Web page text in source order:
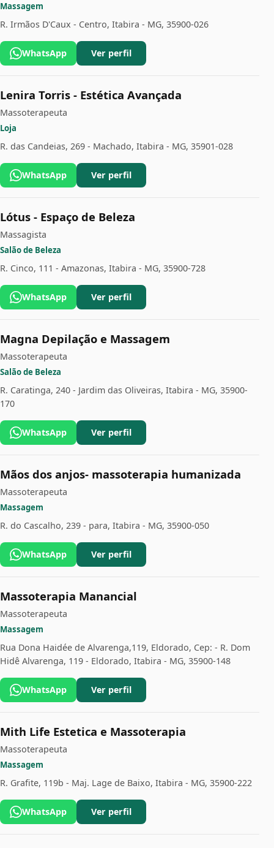
Massagem
R. Irmãos D'Caux - Centro, Itabira - MG, 35900-026
WhatsApp Ver perfil
Lenira Torris - Estética Avançada
Massoterapeuta
Loja
R. das Candeias, 269 - Machado, Itabira - MG, 35901-028
WhatsApp Ver perfil
Lótus - Espaço de Beleza
Massagista
Salão de Beleza
R. Cinco, 111 - Amazonas, Itabira - MG, 35900-728
WhatsApp Ver perfil
Magna Depilação e Massagem
Massoterapeuta
Salão de Beleza
R. Caratinga, 240 - Jardim das Oliveiras, Itabira - MG, 35900-
170
WhatsApp Ver perfil
Mãos dos anjos- massoterapia humanizada
Massoterapeuta
Massagem
R. do Cascalho, 239 - para, Itabira - MG, 35900-050
WhatsApp Ver perfil
Massoterapia Manancial
Massoterapeuta
Massagem
Rua Dona Haidée de Alvarenga,119, Eldorado, Cep: - R. Dom
Hidê Alvarenga, 119 - Eldorado, Itabira - MG, 35900-148
WhatsApp Ver perfil
Mith Life Estetica e Massoterapia
Massoterapeuta
Massagem
R. Grafite, 119b - Maj. Lage de Baixo, Itabira - MG, 35900-222
WhatsApp Ver perfil